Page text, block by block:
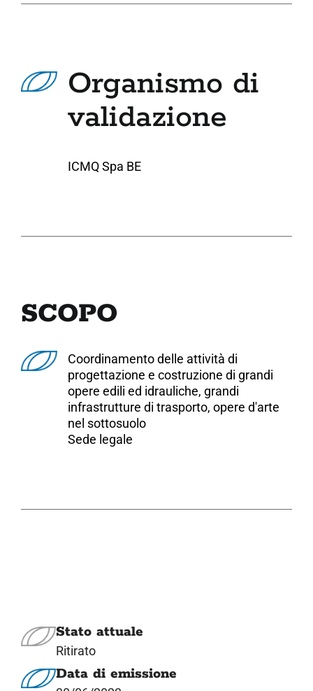
Organismo di
validazione
ICMQ Spa BE
SCOPO
Coordinamento delle attività di
progettazione e costruzione di grandi
opere edili ed idrauliche, grandi
infrastrutture di trasporto, opere d'arte
nel sottosuolo
Sede legale
Stato attuale
Ritirato
Data di emissione